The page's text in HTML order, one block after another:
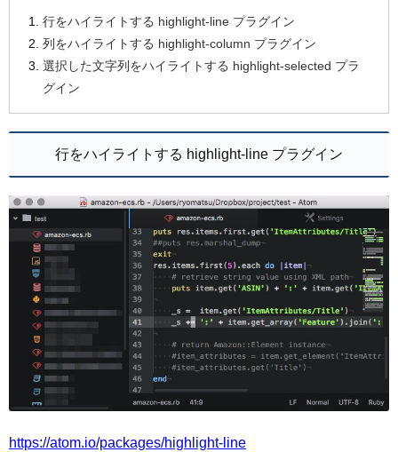
行をハイライトする highlight-line プラグイン
列をハイライトする highlight-column プラグイン
選択した文字列をハイライトする highlight-selected プラ
グイン
行をハイライトする highlight-line プラグイン
https://atom.io/packages/highlight-line